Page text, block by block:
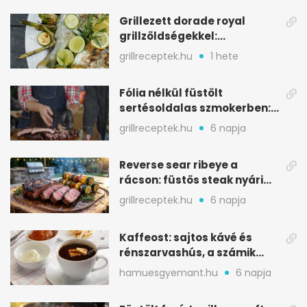
Grillezett dorade royal
grillzöldségekkel:
mediterrán ízek a rostélyról
grillreceptek.hu 1 hete
Fólia nélkül füstölt
sertésoldalas szmokerben:
ropogós bark, 6 óra
grillreceptek.hu 6 napja
Reverse sear ribeye a
rácson: füstös steak nyári
tökkebabbal
grillreceptek.hu 6 napja
Kaffeost: sajtos kávé és
rénszarvashús, a számik
melegítő itala
hamuesgyemant.hu 6 napja